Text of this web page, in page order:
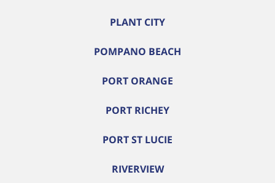
PLANT CITY
POMPANO BEACH
PORT ORANGE
PORT RICHEY
PORT ST LUCIE
RIVERVIEW